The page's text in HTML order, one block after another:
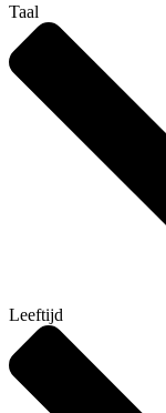
Taal
Leeftijd